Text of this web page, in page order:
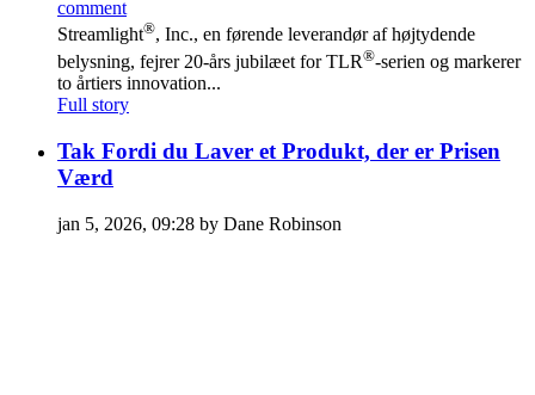
comment
Streamlight®, Inc., en førende leverandør af højtydende
belysning, fejrer 20-års jubilæet for TLR®-serien og markerer
to årtiers innovation...
Full story
Tak Fordi du Laver et Produkt, der er Prisen
Værd
jan 5, 2026, 09:28 by Dane Robinson